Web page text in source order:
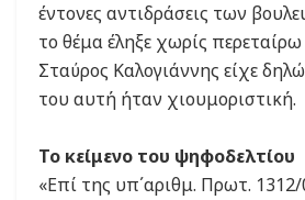
έντονες αντιδράσεις των
το θέμα έληξε χωρίς περεταίρω
Σταύρος Καλογιάννης είχε
του αυτή ήταν χιουμοριστική.
Το κείμενο του ψηφοδελτίου
«Επί της υπ΄αριθμ. Πρωτ.